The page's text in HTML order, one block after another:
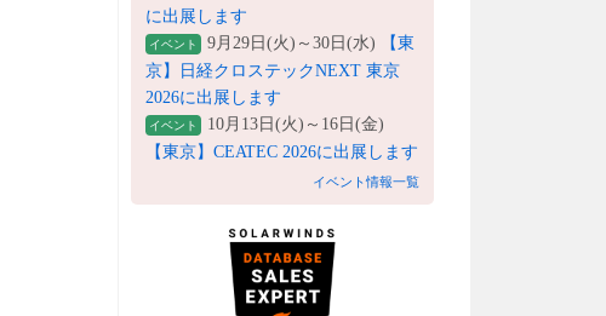
に出展します
イベント 9月29日(火)～30日(水)
【東
京】日経クロステックNEXT 東京
2026に出展します
イベント
10月13日(火)～16日(金)
【東京】CEATEC 2026に出展します
イベント情報一覧